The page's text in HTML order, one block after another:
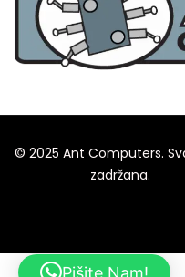
© 2025 Ant Computers.
zadržana.
Pišite Nam!